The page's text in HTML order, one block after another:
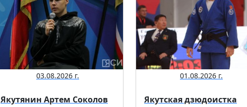
03.08.2026 г.
Якутянин Артем Соколов
01.08.2026 г.
Якутская дзюдоистка